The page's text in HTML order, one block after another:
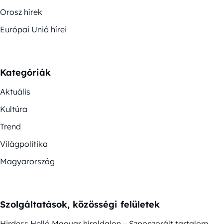
Orosz hírek
Európai Unió hírei
Kategóriák
Aktuális
Kultúra
Trend
Világpolitika
Magyarország
Szolgáltatások, közösségi felületek